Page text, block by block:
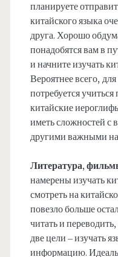
планируете
китайского языка
друга. Хорошо
понадобятся вам в
и начните изучать
Вероятнее всего,
потребуется
китайские
иметь сложностей с
другими важными
Литература,
намерены изучать
смотреть на
повезло больше
читать и
две цели – изучать
информацию.